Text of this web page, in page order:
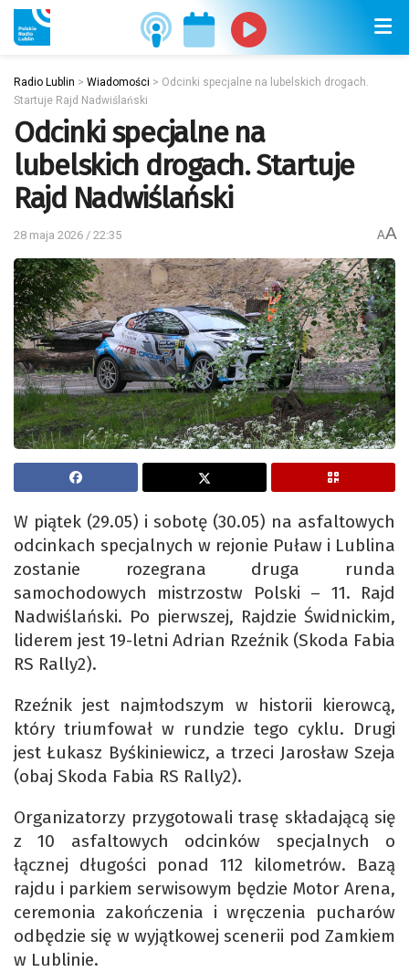
Radio Lublin > Wiadomości > Odcinki specjalne na lubelskich drogach.
Startuje Rajd Nadwiślański
Odcinki specjalne na
lubelskich drogach. Startuje
Rajd Nadwiślański
28 maja 2026 / 22:35 AA
W piątek (29.05) i sobotę (30.05) na asfaltowych
odcinkach specjalnych w rejonie Puław i Lublina
zostanie rozegrana druga runda
samochodowych mistrzostw Polski – 11. Rajd
Nadwiślański. Po pierwszej, Rajdzie Świdnickim,
liderem jest 19-letni Adrian Rzeźnik (Skoda Fabia
RS Rally2).
Rzeźnik jest najmłodszym w historii kierowcą,
który triumfował w rundzie tego cyklu. Drugi
jest Łukasz Byśkiniewicz, a trzeci Jarosław Szeja
(obaj Skoda Fabia RS Rally2).
Organizatorzy przygotowali trasę składającą się
z 10 asfaltowych odcinków specjalnych o
łącznej długości ponad 112 kilometrów. Bazą
rajdu i parkiem serwisowym będzie Motor Arena,
ceremonia zakończenia i wręczenia pucharów
odbędzie się w wyjątkowej scenerii pod Zamkiem
w Lublinie.